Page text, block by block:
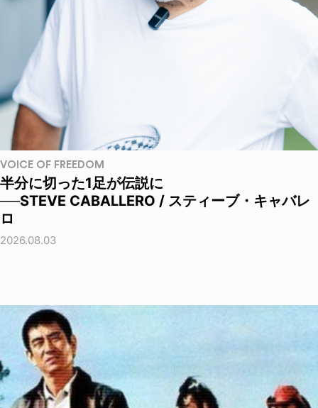
VOICE OF FREEDOM
半分に切った1足が伝説に
──STEVE CABALLERO / スティーブ・キャバレ
ロ
2026.08.03